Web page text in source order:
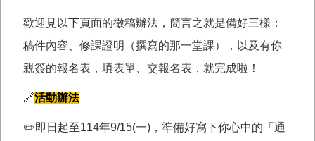
歡迎見以下頁面的徵稿辦法，簡言之就是備好三樣：
稿件內容、修課證明（撰寫的那一堂課），以及有你
親簽的報名表，填表單、交報名表，就完成啦！
🔗活動辦法
✏️即日起至114年9/15(一)，準備好寫下你心中的「通